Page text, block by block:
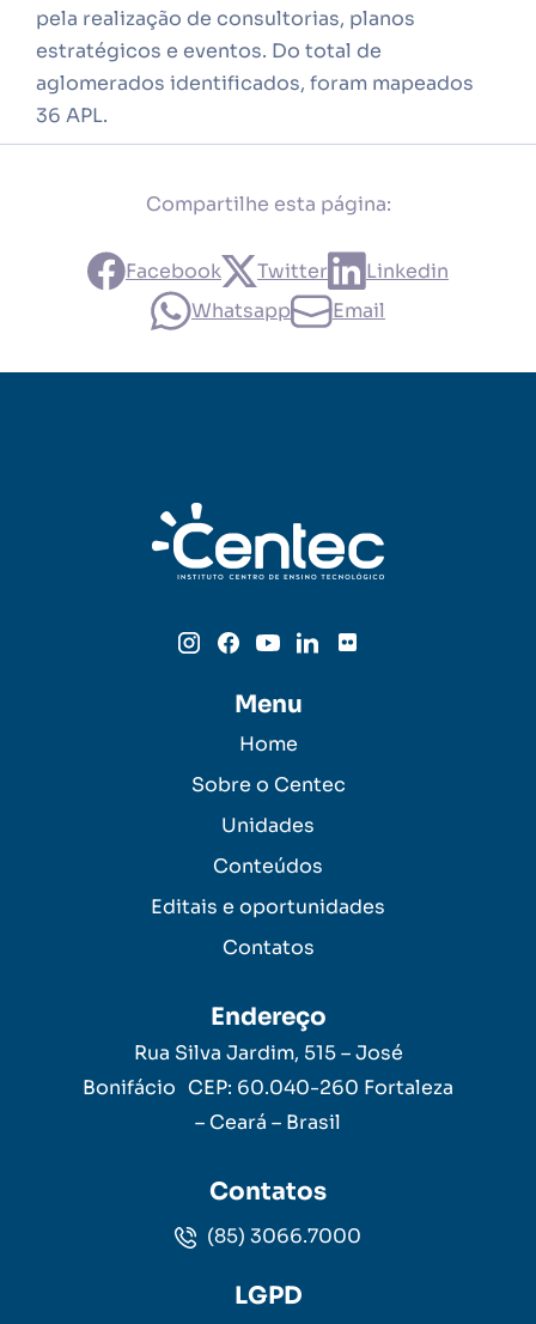
pela realização de consultorias, planos
estratégicos e eventos. Do total de
aglomerados identificados, foram mapeados
36 APL.
Compartilhe esta página:
Facebook Twitter
Linkedin
Whatsapp
Email
Menu
Home
Sobre o Centec
Unidades
Conteúdos
Editais e oportunidades
Contatos
Endereço
Rua Silva Jardim, 515 – José
Bonifácio CEP: 60.040-260 Fortaleza
– Ceará – Brasil
Contatos
(85) 3066.7000
LGPD